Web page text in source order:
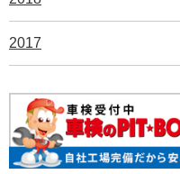
2017